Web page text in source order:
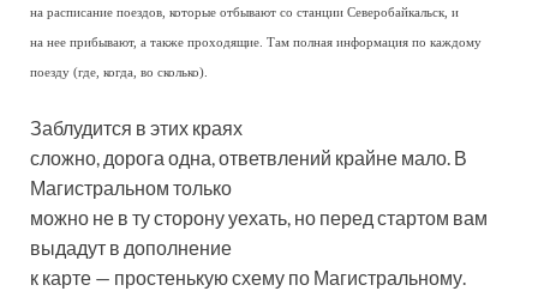
на расписание поездов, которые отбывают со станции Северобайкальск, и
на нее прибывают, а также проходящие. Там полная информация по каждому
поезду (где, когда, во сколько).
Заблудится в этих краях
сложно, дорога одна, ответвлений крайне мало. В
Магистральном только
можно не в ту сторону уехать, но перед стартом вам
выдадут в дополнение
к карте — простенькую схему по Магистральному.